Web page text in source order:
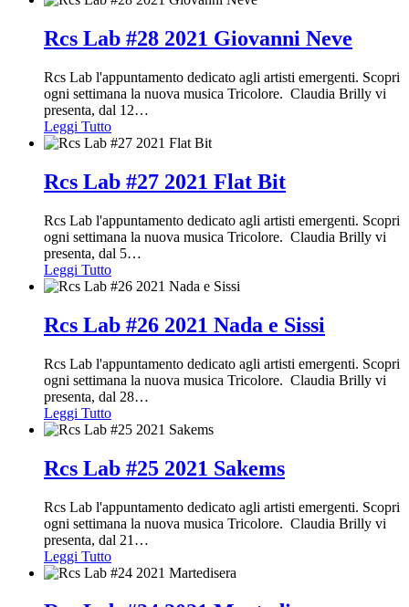
Rcs Lab #28 2021 Giovanni Neve
Rcs Lab l'appuntamento dedicato agli artisti emergenti. Scopri
ogni settimana la nuova musica Tricolore. Claudia Brilly vi
presenta, dal 12…
Leggi Tutto
Rcs Lab #27 2021 Flat Bit
Rcs Lab l'appuntamento dedicato agli artisti emergenti. Scopri
ogni settimana la nuova musica Tricolore. Claudia Brilly vi
presenta, dal 5…
Leggi Tutto
Rcs Lab #26 2021 Nada e Sissi
Rcs Lab l'appuntamento dedicato agli artisti emergenti. Scopri
ogni settimana la nuova musica Tricolore. Claudia Brilly vi
presenta, dal 28…
Leggi Tutto
Rcs Lab #25 2021 Sakems
Rcs Lab l'appuntamento dedicato agli artisti emergenti. Scopri
ogni settimana la nuova musica Tricolore. Claudia Brilly vi
presenta, dal 21 …
Leggi Tutto